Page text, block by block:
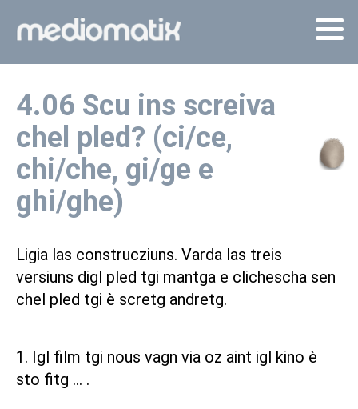
4.06 Scu ins screiva
chel pled? (ci/ce,
chi/che, gi/ge e
ghi/ghe)
Ligia las construcziuns. Varda las treis
versiuns digl pled tgi mantga e clichescha sen
chel pled tgi è scretg andretg.
1. Igl film tgi nous vagn via oz aint igl kino è
sto fitg ... .